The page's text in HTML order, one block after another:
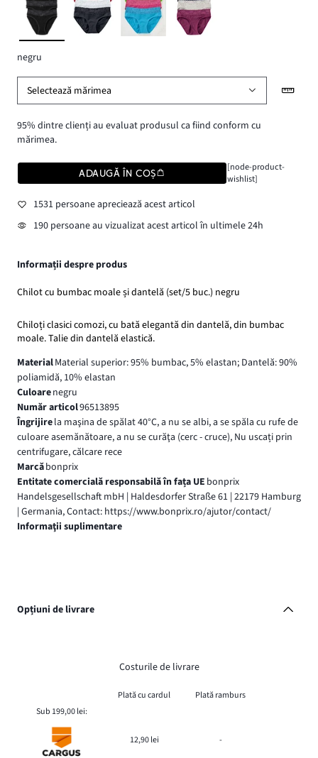
negru
Selectează mărimea
95% dintre clienți au evaluat produsul ca fiind conform cu
mărimea.
ADAUGĂ ÎN COȘ
[node-product-
wishlist]
1531 persoane apreciează acest articol
190 persoane au vizualizat acest articol în ultimele 24h
Informații despre produs
Chilot cu bumbac moale și dantelă (set/5 buc.) negru
Chiloți clasici comozi, cu bată elegantă din dantelă, din bumbac
moale. Talie din dantelă elastică.
MaterialMaterial superior: 95% bumbac, 5% elastan; Dantelă: 90%
poliamidă, 10% elastan
Culoarenegru
Număr articol96513895
Îngrijirela maşina de spălat 40°C, a nu se albi, a se spăla cu rufe de
culoare asemănătoare, a nu se curăţa (cerc - cruce), Nu uscați prin
centrifugare, călcare rece
Marcăbonprix
Entitate comercială responsabilă în fața UE bonprix
Handelsgesellschaft mbH | Haldesdorfer Straße 61 | 22179 Hamburg
| Germania, Contact: https://www.bonprix.ro/ajutor/contact/
Informaţii suplimentare
Opțiuni de livrare
Costurile de livrare
Plată cu cardul
Plată ramburs
Sub 199,00 lei:
12,90 lei -